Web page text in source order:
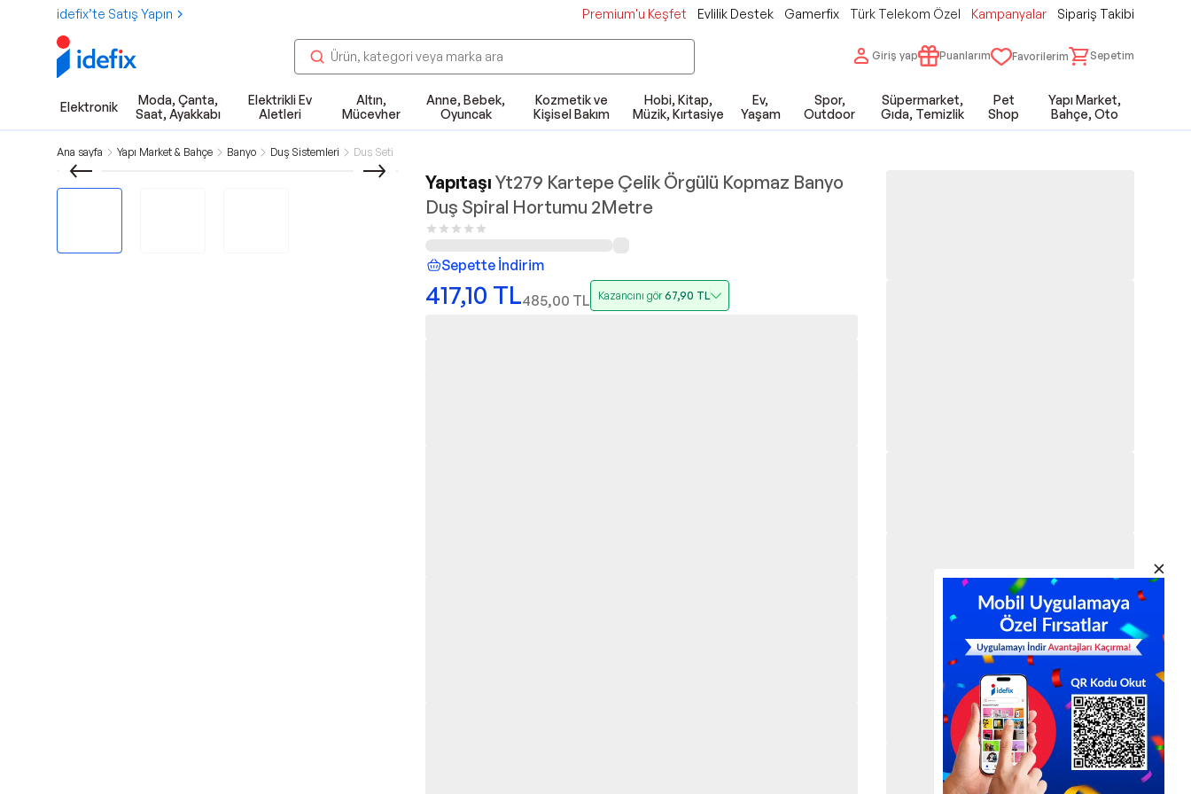
idefix’te Satış Yapın Premium'u Keşfet Evlilik Destek Gamerfix Türk Telekom Özel Kampanyalar Sipariş Takibi
Giriş yap Puanlarım Favorilerim Sepetim
Elektronik
Moda, Çanta,
Saat, Ayakkabı
Elektrikli Ev
Aletleri
Altın,
Mücevher
Anne, Bebek,
Oyuncak
Kozmetik ve
Kişisel Bakım
Hobi, Kitap,
Müzik, Kırtasiye
Ev,
Yaşam
Spor,
Outdoor
Süpermarket,
Gıda, Temizlik
Pet
Shop
Yapı Market,
Bahçe, Oto
Ana sayfa Yapı Market & Bahçe Banyo Duş Sistemleri Duş Seti
Yapıtaşı Yt279 Kartepe Çelik Örgülü Kopmaz Banyo
Duş Spiral Hortumu 2Metre
Sepette İndirim
417,10 TL485,00 TL Kazancını gör67,90 TL